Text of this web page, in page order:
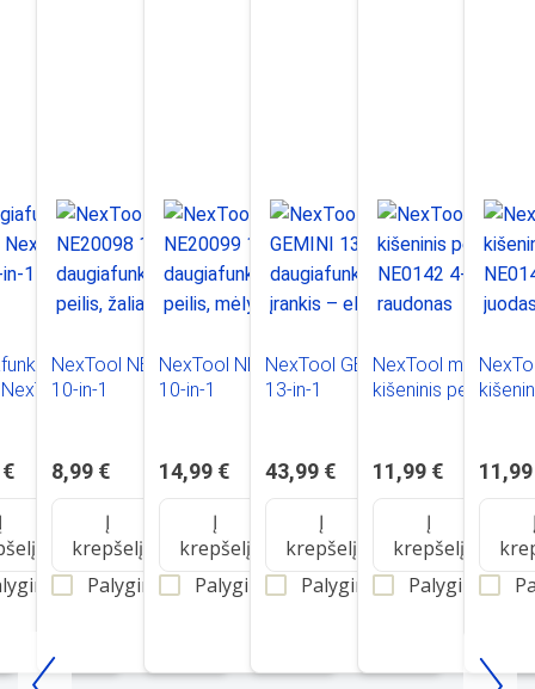
E1
NexTool NE20098
10-in-1
8,99 €
Į
krepšelį
Palyginti
NexTool NE20099
10-in-1
14,99 €
Į
krepšelį
Palyginti
NexTool GEMINI
13-in-1
atsuktuvas
43,99 €
Į
krepšelį
Palyginti
NexTool mini
kišeninis peilis
11,99 €
Į
krepšelį
Palyginti